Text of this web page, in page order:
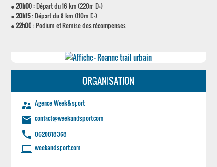
●20h00: Départ du 16 km (220m D+)
●20h15: Départ du 8 km (110m D+)
●22h00: Podium et Remise des récompenses
ORGANISATION
supervisor_account Agence Week&sport
email contact@weekandsport.com
phone 0620818368
laptop weekandsport.com